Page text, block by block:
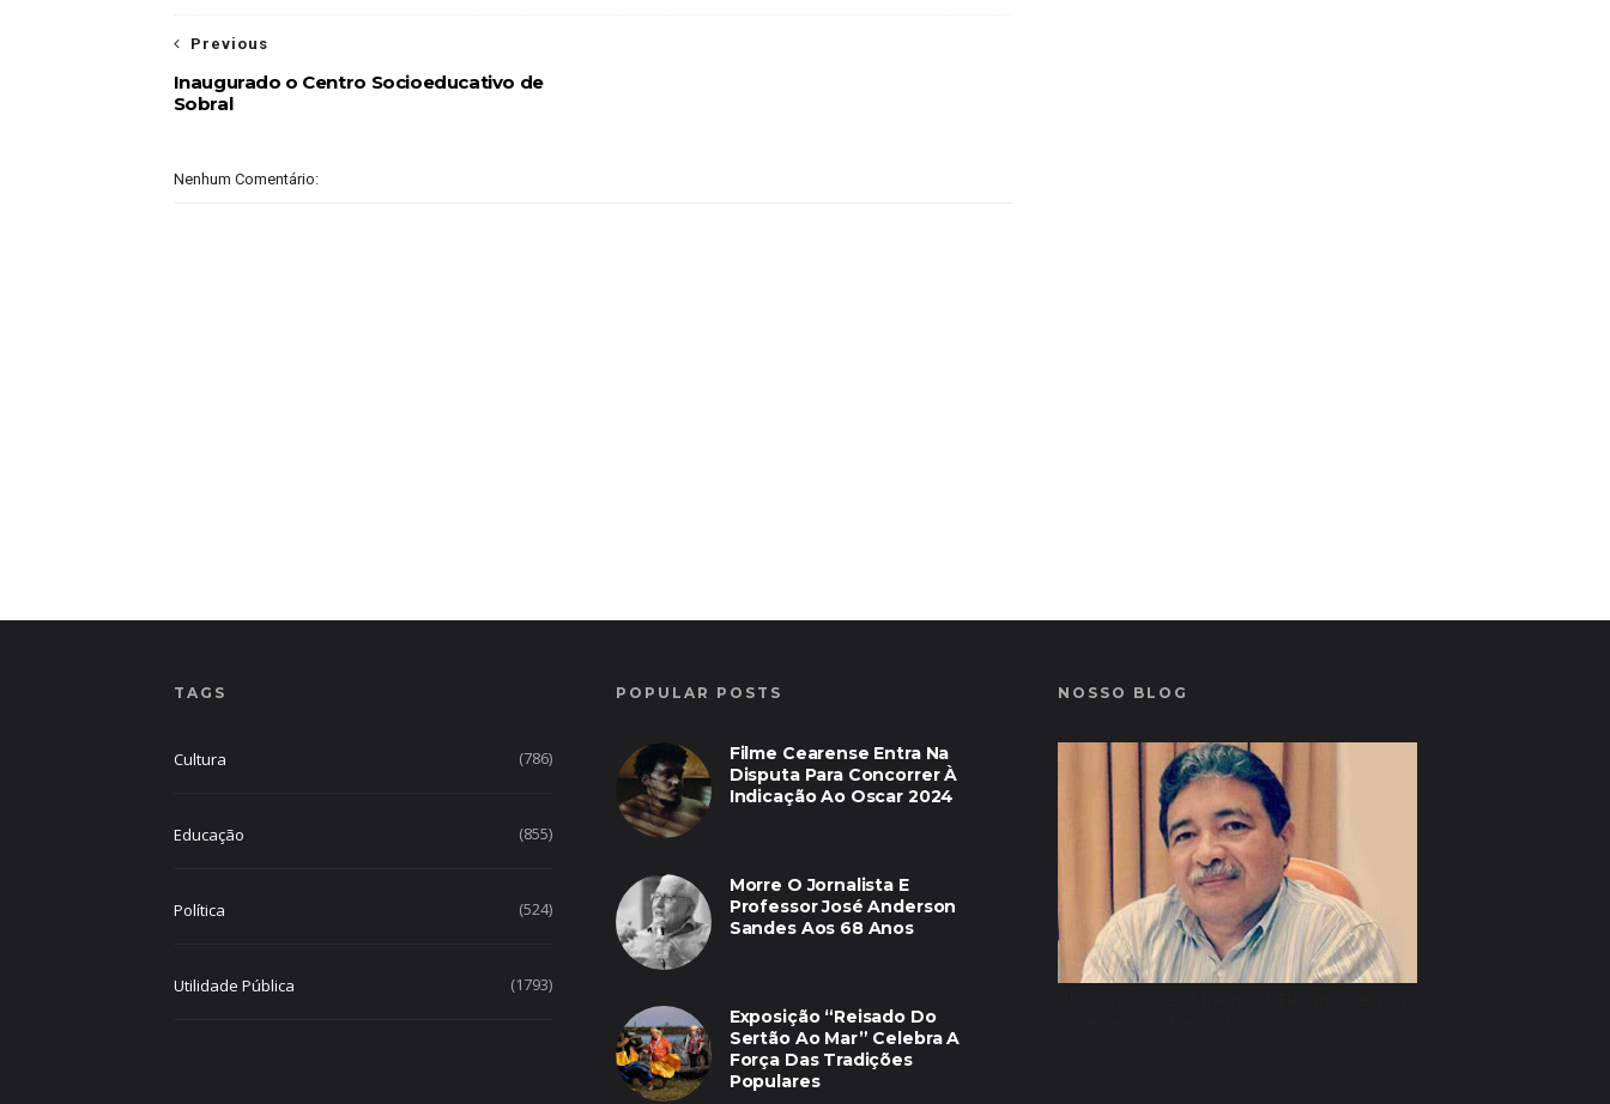
Previous
Inaugurado o Centro Socioeducativo de
Sobral
Nenhum Comentário:
TAGS
Cultura (786)
Educação (855)
Política (524)
Utilidade Pública (1793)
POPULAR POSTS
Filme Cearense Entra Na
Disputa Para Concorrer À
Indicação Ao Oscar 2024
Morre O Jornalista E
Professor José Anderson
Sandes Aos 68 Anos
Exposição “Reisado Do
Sertão Ao Mar” Celebra A
Força Das Tradições
Populares
NOSSO BLOG